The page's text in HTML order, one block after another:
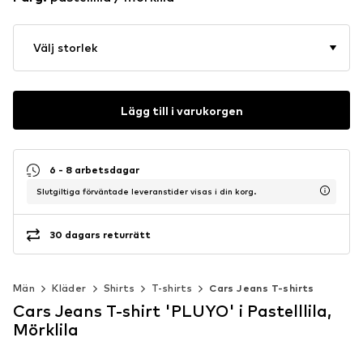
Välj storlek
Lägg till i varukorgen
6 - 8 arbetsdagar
Slutgiltiga förväntade leveranstider visas i din korg.
30 dagars returrätt
Män Kläder Shirts T-shirts Cars Jeans T-shirts
Cars Jeans T-shirt 'PLUYO' i Pastelllila,
Mörklila